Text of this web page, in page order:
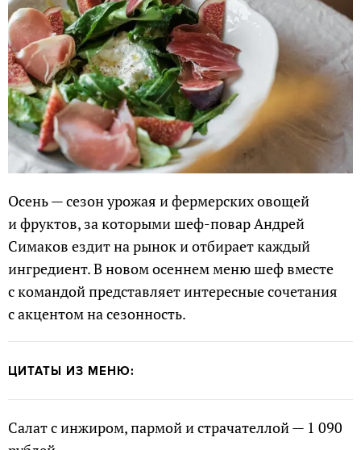
Осень — сезон урожая и фермерских овощей
и фруктов, за которыми шеф-повар Андрей
Симаков ездит на рынок и отбирает каждый
ингредиент. В новом осеннем меню шеф вместе
с командой представляет интересные сочетания
с акцентом на сезонность.
ЦИТАТЫ ИЗ МЕНЮ:
Салат с инжиром, пармой и страчателлой — 1 090